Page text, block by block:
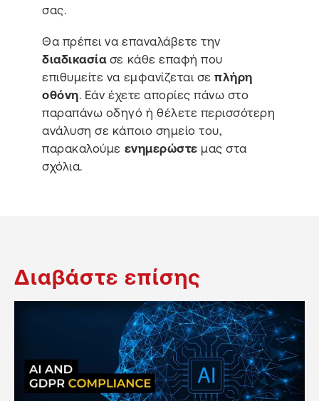
σας.
Θα πρέπει να επαναλάβετε την
διαδικασίασε κάθε επαφή που
επιθυμείτε να εμφανίζεται σεπλήρη
οθόνη. Εάν έχετε απορίες πάνω στο
παραπάνω οδηγό ή θέλετε περισσότερη
ανάλυση σε κάποιο σημείο του,
παρακαλούμε ενημερώστε μας στα
σχόλια.
Διαβάστε επίσης